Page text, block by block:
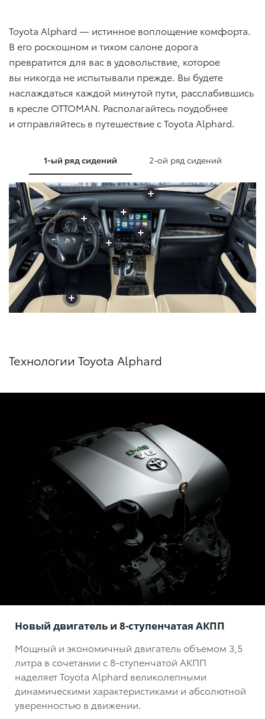
Toyota Alphard — истинное воплощение комфорта.
В его роскошном и тихом салоне дорога
превратится для вас в удовольствие, которое
вы никогда не испытывали прежде. Вы будете
наслаждаться каждой минутой пути, расслабившись
в кресле OTTOMAN. Располагайтесь поудобнее
и отправляйтесь в путешествие с Toyota Alphard.
1-ый ряд сидений 2-ой ряд сидений
+
+
+
+
+
+
+
+
+
+ +
Технологии Toyota Alphard
Новый двигатель и 8-ступенчатая АКПП
Мощный и экономичный двигатель объемом 3,5
литра в сочетании с 8-ступенчатой АКПП
наделяет Toyota Alphard великолепными
динамическими характеристиками и абсолютной
уверенностью в движении.